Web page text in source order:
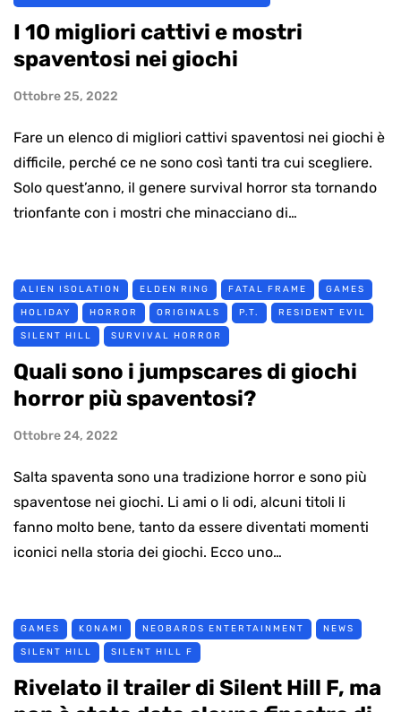
I 10 migliori cattivi e mostri
spaventosi nei giochi
Ottobre 25, 2022
Fare un elenco di migliori cattivi spaventosi nei giochi è
difficile, perché ce ne sono così tanti tra cui scegliere.
Solo quest’anno, il genere survival horror sta tornando
trionfante con i mostri che minacciano di…
ALIEN ISOLATION ELDEN RING FATAL FRAME GAMES
HOLIDAY HORROR ORIGINALS P.T. RESIDENT EVIL
SILENT HILL SURVIVAL HORROR
Quali sono i jumpscares di giochi
horror più spaventosi?
Ottobre 24, 2022
Salta spaventa sono una tradizione horror e sono più
spaventose nei giochi. Li ami o li odi, alcuni titoli li
fanno molto bene, tanto da essere diventati momenti
iconici nella storia dei giochi. Ecco uno…
GAMES KONAMI NEOBARDS ENTERTAINMENT NEWS
SILENT HILL SILENT HILL F
Rivelato il trailer di Silent Hill F, ma